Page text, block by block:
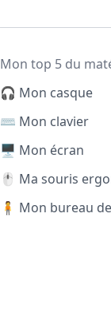
Mon top 5 du
🎧 Mon casque
⌨️ Mon clavier
🖥️ Mon écran
🖱️ Ma souris
🧍 Mon bureau